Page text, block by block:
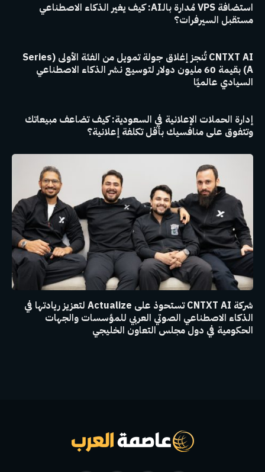
استضافة VPS مُدارة بالـAI: كيف يغير الذكاء الاصطناعي
مستقبل السيرفرات؟
CNTXT AI تُنجز إغلاق جولة تمويل من الفئة الأولى (Series
A) بقيمة 60 مليون دولار لتوسيع نشر الذكاء الاصطناعي
السيادي عالميًا
إدارة الحملات الإعلانية في السعودية: كيف تضاعف مبيعاتك
وتتفوق على منافسيك بأقل تكلفة إعلانية؟
شركة CNTXT AI تستحوذ على Actualize لتعزيز ريادتها في
الذكاء الاصطناعي الصوتي العربي للمؤسسات والجهات
الحكومية في دول مجلس التعاون الخليجي